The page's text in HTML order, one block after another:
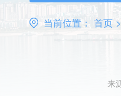
当前位置： 首页 >
来